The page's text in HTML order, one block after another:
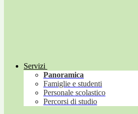
Servizi
Panoramica
Famiglie e studenti
Personale scolastico
Percorsi di studio